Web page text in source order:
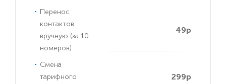
Перенос
контактов
вручную (за 10
номеров)
49р
Смена
тарифного
299р